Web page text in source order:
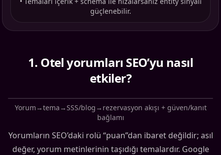
güçlenebilir.
1. Otel yorumları SEO’yu nasıl
etkiler?
Yorum→tema→SSS/blog→rezervasyon akışı + güven/kanıt
bağlamı
Yorumların SEO’daki rolü “puan”dan ibaret değildir; asıl
değer, yorum metinlerinin taşıdığı temalardır. Google